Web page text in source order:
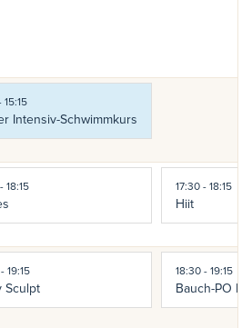
15:15
Intensiv-Schwimmkurs
18:15 17:30 - 18:15
Hiit
19:15
Sculpt
18:30 - 19:15
Bauch-PO